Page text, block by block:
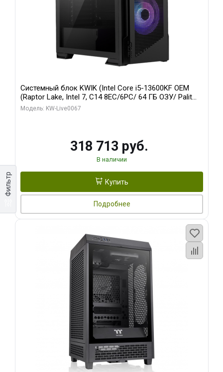
Фильтр
Системный блок KWIK (Intel Core i5-13600KF OEM
(Raptor Lake, Intel 7, C14 8EC/6PC/ 64 ГБ ОЗУ/ Palit
RTX5080 GAMINGPRO OC 16GB GDDR7 256bit 3xDP
Модель: KW-Live0067
318 713 руб.
В наличии
Купить
Подробнее